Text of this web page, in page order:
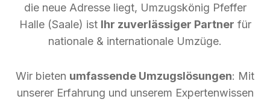
die neue Adresse liegt, Umzugskönig Pfeffer
Halle (Saale) ist Ihr zuverlässiger Partner für
nationale & internationale Umzüge.
Wir bieten umfassende Umzugslösungen: Mit
unserer Erfahrung und unserem Expertenwissen